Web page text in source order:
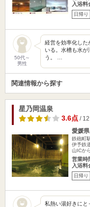
入浴料
日帰り
50代～
男性
経営を効率化した
いる。水槽も水
う。 …
関連情報から探す
星乃岡温泉
3.6点/ 12
愛媛
鉄砲町
伊予鉄
山ICか
営業時
入浴料
日帰り
私熱い湯好きにと